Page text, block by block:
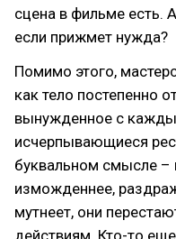
сцена в фильме есть.
если прижмет нужда?
Помимо этого,
как тело постепенно
вынужденное с
исчерпывающиеся
буквальном смысле –
изможденнее,
мутнеет, они
действиям. Кто-то